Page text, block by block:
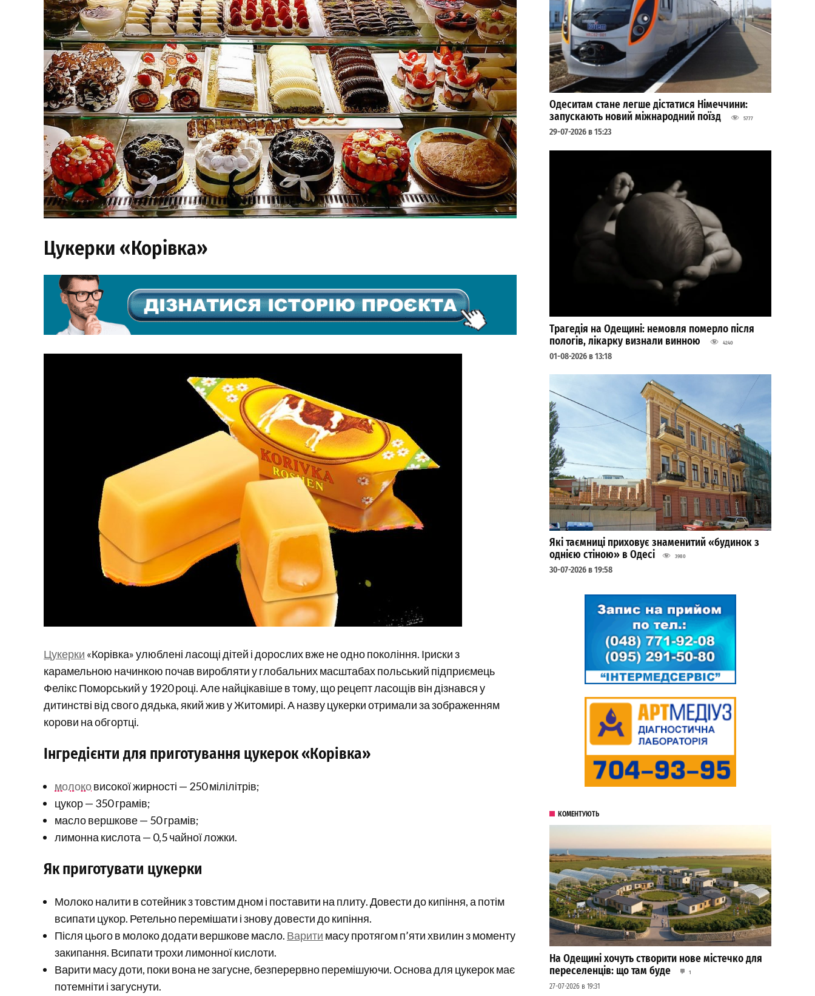
Цукерки «Корівка»
Цукерки «Корівка» улюблені ласощі дітей і дорослих вже не одно покоління. Іриски з
карамельною начинкою почав виробляти у глобальних масштабах польський підприємець
Фелікс Поморський у 1920 році. Але найцікавіше в тому, що рецепт ласощів він дізнався у
дитинстві від свого дядька, який жив у Житомирі. А назву цукерки отримали за зображенням
корови на обгортці.
Інгредієнти для приготування цукерок «Корівка»
молоковисокої жирності — 250 мілілітрів;
цукор — 350 грамів;
масло вершкове — 50 грамів;
лимонна кислота — 0,5 чайної ложки.
Як приготувати цукерки
Молоко налити в сотейник з товстим дном і поставити на плиту. Довести до кипіння, а потім
всипати цукор. Ретельно перемішати і знову довести до кипіння.
Після цього в молоко додати вершкове масло. Варити масу протягом п’яти хвилин з моменту
закипання. Всипати трохи лимонної кислоти.
Варити масу доти, поки вона не загусне, безперервно перемішуючи. Основа для цукерок має
потемніти і загуснути.
Одеситам стане легше дістатися Німеччини:
запускають новий міжнародний поїзд
5777
29-07-2026 в 15:23
Трагедія на Одещині: немовля померло після
пологів, лікарку визнали винною
4240
01-08-2026 в 13:18
Які таємниці приховує знаменитий «будинок з
однією стіною» в Одесі
3980
30-07-2026 в 19:58
КОМЕНТУЮТЬ
На Одещині хочуть створити нове містечко для
переселенців: що там буде
1
27-07-2026 в 19:31